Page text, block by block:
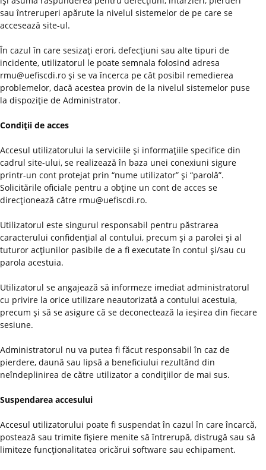
sau întreruperi apărute la nivelul sistemelor de pe care se
accesează site-ul.
În cazul în care sesizaţi erori, defecţiuni sau alte tipuri de
incidente, utilizatorul le poate semnala folosind adresa
rmu@uefiscdi.ro şi se va încerca pe cât posibil remedierea
problemelor, dacă acestea provin de la nivelul sistemelor puse
la dispoziţie de Administrator.
Condiţii de acces
Accesul utilizatorului la serviciile şi informaţiile specifice din
cadrul site-ului, se realizează în baza unei conexiuni sigure
printr-un cont protejat prin “nume utilizator” şi “parolă”.
Solicitările oficiale pentru a obţine un cont de acces se
direcţionează către rmu@uefiscdi.ro.
Utilizatorul este singurul responsabil pentru păstrarea
caracterului confidenţial al contului, precum şi a parolei şi al
tuturor acţiunilor pasibile de a fi executate în contul şi/sau cu
parola acestuia.
Utilizatorul se angajează să informeze imediat administratorul
cu privire la orice utilizare neautorizată a contului acestuia,
precum şi să se asigure că se deconectează la ieşirea din fiecare
sesiune.
Administratorul nu va putea fi făcut responsabil în caz de
pierdere, daună sau lipsă a beneficiului rezultând din
neîndeplinirea de către utilizator a condiţiilor de mai sus.
Suspendarea accesului
Accesul utilizatorului poate fi suspendat în cazul în care încarcă,
postează sau trimite fişiere menite să întrerupă, distrugă sau să
limiteze funcţionalitatea oricărui software sau echipament.